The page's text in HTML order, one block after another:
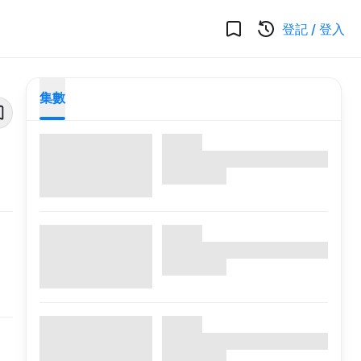
登記 / 登入
集數